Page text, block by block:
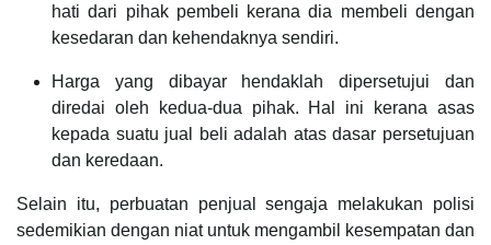
hati dari pihak pembeli kerana dia membeli dengan
kesedaran dan kehendaknya sendiri.
Harga yang dibayar hendaklah dipersetujui dan
diredai oleh kedua-dua pihak. Hal ini kerana asas
kepada suatu jual beli adalah atas dasar persetujuan
dan keredaan.
Selain itu, perbuatan penjual sengaja melakukan polisi
sedemikian dengan niat untuk mengambil kesempatan dan